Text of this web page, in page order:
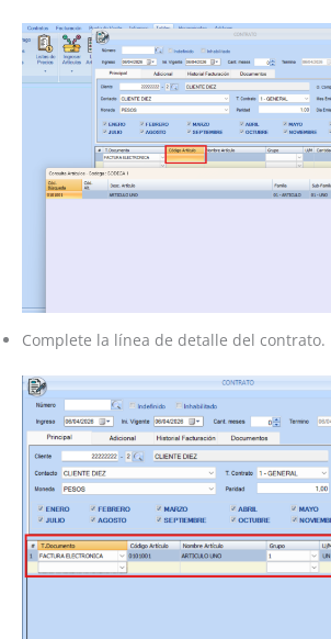
Complete la línea de detalle del contrato.